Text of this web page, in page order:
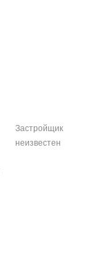
Застройщик
неизвестен